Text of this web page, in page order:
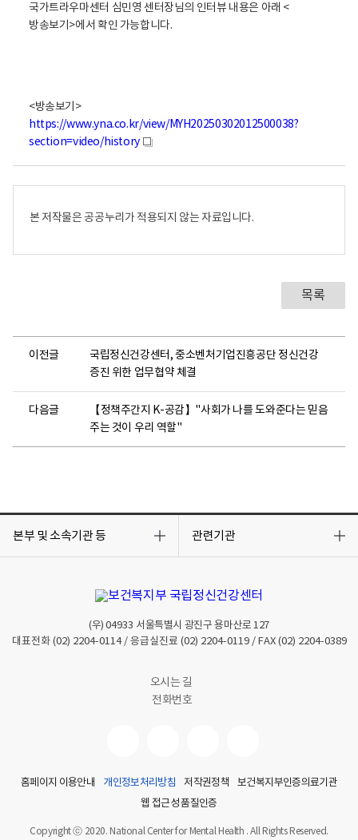
국가트라우마센터 심민영 센터장님의 인터뷰 내용은 아래 <
방송보기>에서 확인 가능합니다.
<방송보기>
https://www.yna.co.kr/view/MYH20250302012500038?
section=video/history 새
창
본 저작물은 공공누리가 적용되지 않는 자료입니다.
목록
이전글
국립정신건강센터, 중소벤처기업진흥공단 정신건강
증진 위한 업무협약 체결
다음글
【정책주간지 K-공감】"사회가 나를 도와준다는 믿음
주는 것이 우리 역할"
본부 및 소속기관 등
기
관련기관
기
(우)04933 서울특별시 광진구 용마산로 127
대표전화 (02) 2204-0114/ 응급실진료 (02) 2204-0119/ FAX (02) 2204-0389
오시는 길
전화번호
홈페이지 이용안내 개인정보처리방침 저작권정책
보건복지부인증의료기관
웹 접근성 품질인증
Copyright ⓒ 2020. National Center for Mental Health . All Rights Reserved.